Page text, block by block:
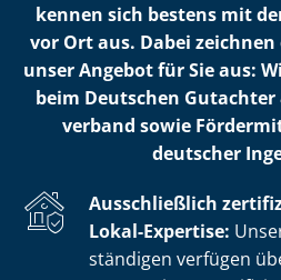
kennen sich bestens mit
vor Ort aus. Dabei
unser Angebot für Sie aus:
beim Deutschen
ver­band sowie
deutscher
Ausschließlich
Lokal-Expertise:
stän­di­gen verfügen